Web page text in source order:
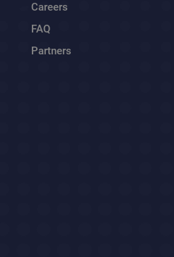
Careers
FAQ
Partners